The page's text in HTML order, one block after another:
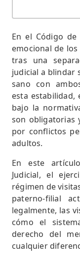
En el Código
emocional de
tras una
judicial a blindar
sano con
esta estabilidad,
bajo la
son obligatorias
por conflictos
adultos.
En este
Judicial, el
régimen de
paterno-filial
legalmente, las
cómo el
derecho del
cualquier